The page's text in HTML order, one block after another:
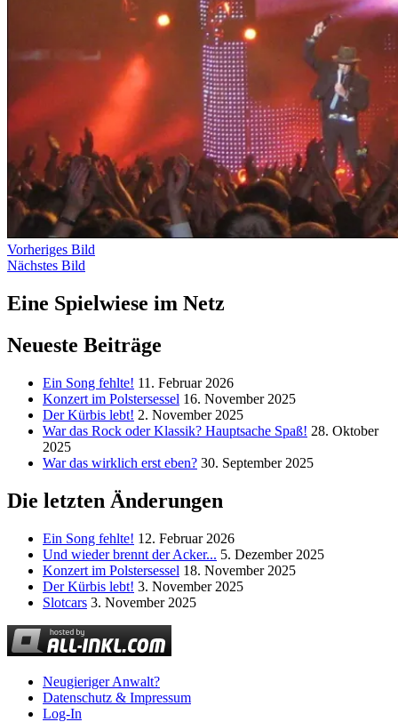
Vorheriges Bild
Nächstes Bild
Eine Spielwiese im Netz
Neueste Beiträge
Ein Song fehlte! 11. Februar 2026
Konzert im Polstersessel 16. November 2025
Der Kürbis lebt! 2. November 2025
War das Rock oder Klassik? Hauptsache Spaß! 28. Oktober
2025
War das wirklich erst eben? 30. September 2025
Die letzten Änderungen
Ein Song fehlte! 12. Februar 2026
Und wieder brennt der Acker... 5. Dezember 2025
Konzert im Polstersessel 18. November 2025
Der Kürbis lebt! 3. November 2025
Slotcars 3. November 2025
Neugieriger Anwalt?
Datenschutz & Impressum
Log-In